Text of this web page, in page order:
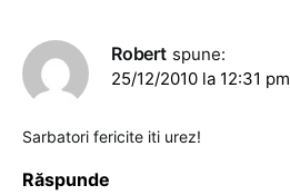
Robert spune:
25/12/2010 la 12:31 pm
Sarbatori fericite iti urez!
Răspunde